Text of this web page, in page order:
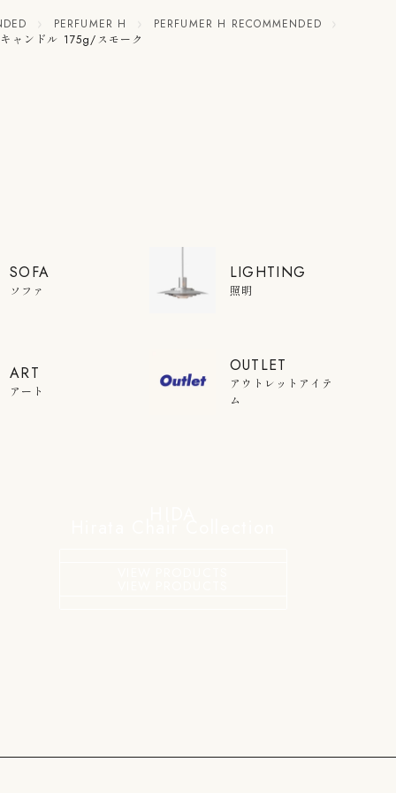
PERFUMER H
PERFUMER H RECOMMENDED
ャンドル 175g/スモーク
SOFA
ソファ
LIGHTING
照明
ART
アート
OUTLET
アウトレットアイテ
ム